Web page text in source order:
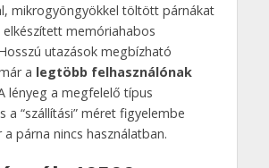
mikrogyöngyökkel töltött párnákat
memóriahabos
utazások megbízható
a legtöbb felhasználónak
lényeg a megfelelő típus
a “szállítási” méret figyelembe
párna nincs használatban.